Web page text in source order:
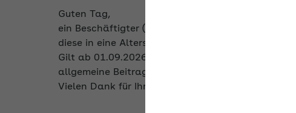
Guten Tag,
ein Beschäftigter (vor erreichter
diese in eine Altersteilrente mit 99,99 %
Gilt ab 01.09.2026 für das Arbeitsentgelt
allgemeine Beitragssatz abzuführen (mit
Vielen Dank für Ihre Antwort!